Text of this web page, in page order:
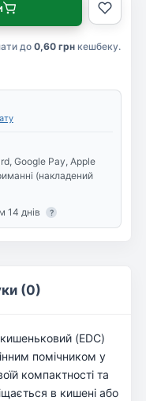
до 0,60 грн кешбеку.
Google Pay, Apple
(накладений
14 днів
?
(0)
(EDC)
помічником у
компактності та
в кишені або